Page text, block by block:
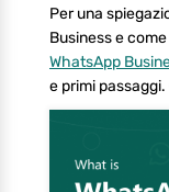
Per una
Business e
WhatsApp
e primi